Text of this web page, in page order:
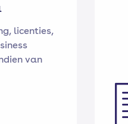
licenties,
van